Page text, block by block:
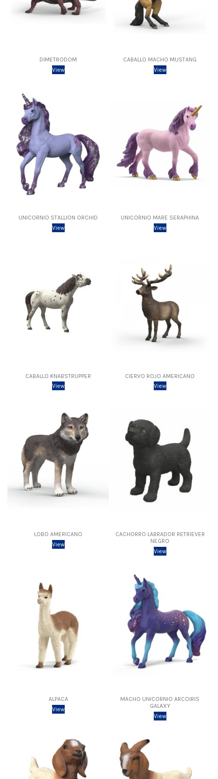
DIMETRODOM
View
CABALLO MACHO MUSTANG
View
UNICORNIO STALLION ORCHID
View
UNICORNIO MARE SERAPHINA
View
CABALLO KNABSTRUPPER
View
CIERVO ROJO AMERICANO
View
LOBO AMERICANO
View
CACHORRO LABRADOR RETRIEVER
NEGRO
View
ALPACA
View
MACHO UNICORNIO ARCOIRIS
GALAXY
View